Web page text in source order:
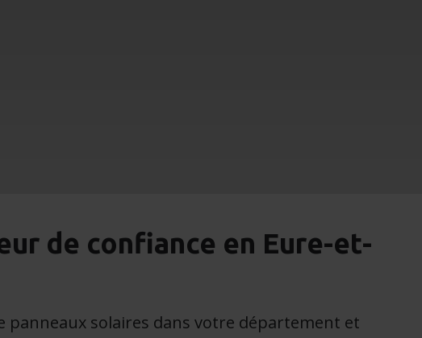
de confiance en Eure-et-
panneaux solaires dans votre département et